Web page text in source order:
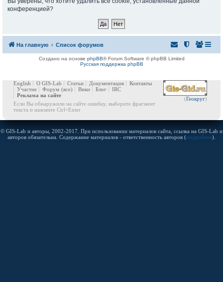
конференцией?
На главную Список форумов
Создано на основе phpBB® Forum Software © phpBB Limited
Русская поддержка phpBB
(Геокруг)
English О GIS-Lab Статьи Документация
Контакты
Участие
Форум (все) Вики Блог
IRC
Реклама на сайте
Если Вы обнаружили на сайте ошибку, выберите фрагмент
текста и нажмите Ctrl+Enter
© GIS-Lab и авторы, 2002-2017. При использовании материалов сайта, ссылка на GIS-Lab и
авторов обязательна. Содержание материалов - ответственность авторов (подробнее).